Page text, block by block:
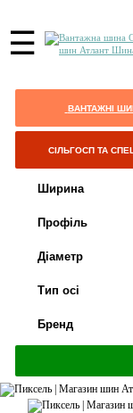
☰
ВАНТАЖНІ
СІЛЬГОСП ТА
Ширина
Профіль
Діаметр
Тип осі
Бренд